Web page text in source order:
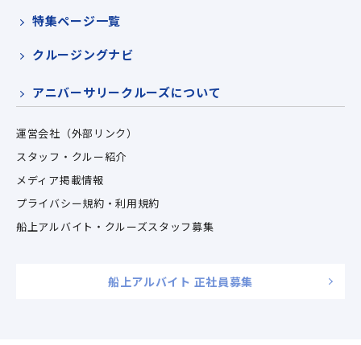
特集ページ一覧
クルージングナビ
アニバーサリークルーズについて
運営会社（外部リンク）
スタッフ・クルー紹介
メディア掲載情報
プライバシー規約・利用規約
船上アルバイト・クルーズスタッフ募集
船上アルバイト 正社員募集